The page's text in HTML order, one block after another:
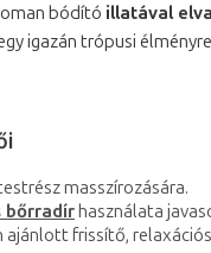
bódító illatával
igazán trópusi
masszírozására.
bőrradír használata
frissítő,